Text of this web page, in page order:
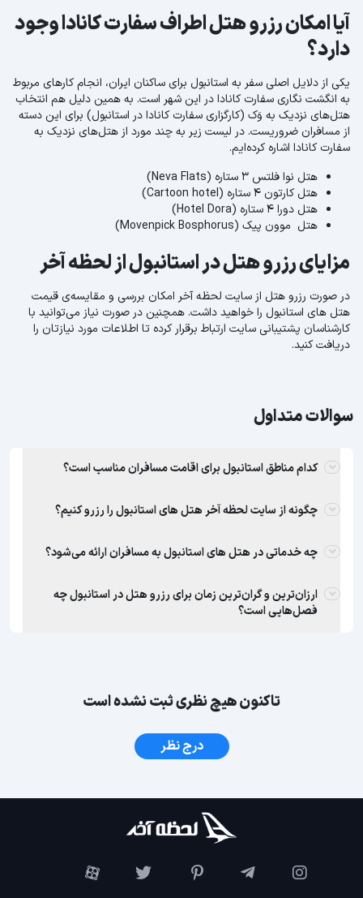
آیا امکان رزرو هتل اطراف سفارت کانادا وجود
دارد؟
یکی از دلایل اصلی سفر به استانبول برای ساکنان ایران، انجام کارهای مربوط
به انگشت نگاری سفارت کانادا در این شهر است. به همین دلیل هم انتخاب
هتل‌های نزدیک به وَک (کارگزاری سفارت کانادا در استانبول) برای این دسته
از مسافران ضروریست. در لیست زیر به چند مورد از هتل‌های نزدیک به
سفارت کانادا اشاره کرده‌ایم.
هتل نوا فلتس 3 ستاره (Neva Flats)
هتل کارتون 4 ستاره (Cartoon hotel)
هتل دورا 4 ستاره (Hotel Dora)
هتل موون پیک (Movenpick Bosphorus)
مزایای رزرو هتل در استانبول از لحظه آخر
در صورت رزرو هتل از سایت لحظه آخر امکان بررسی و مقایسه‌ی قیمت
هتل های استانبول را خواهید داشت. همچنین در صورت نیاز می‌توانید با
کارشناسان پشتیبانی سایت ارتباط برقرار کرده تا اطلاعات مورد نیازتان را
دریافت کنید.
سوالات متداول
کدام مناطق استانبول برای اقامت مسافران مناسب است؟
چگونه از سایت لحظه آخر هتل های استانبول را رزرو کنیم؟
چه خدماتی در هتل های استانبول به مسافران ارائه می‌شود؟
ارزان‌ترین و گران‌ترین زمان برای رزرو هتل در استانبول چه
فصل‌هایی است؟
تاکنون هیچ نظری ثبت نشده است
درج نظر